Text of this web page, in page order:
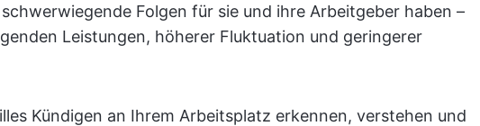
Folgen für sie und ihre Arbeitgeber haben –
Leistungen, höherer Fluktuation und geringerer
Kündigen an Ihrem Arbeitsplatz erkennen, verstehen und